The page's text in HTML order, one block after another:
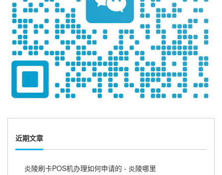
近期文章
炎陵刷卡POS机办理如何申请的 - 炎陵哪里